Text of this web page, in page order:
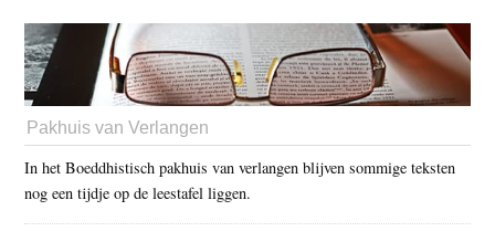
Pakhuis van Verlangen
In het Boeddhistisch pakhuis van verlangen blijven sommige teksten
nog een tijdje op de leestafel liggen.